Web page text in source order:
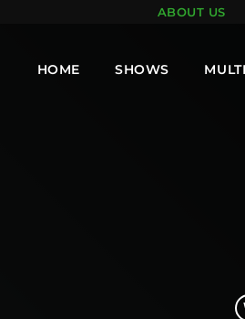
ABOUT US
HOME SHOWS